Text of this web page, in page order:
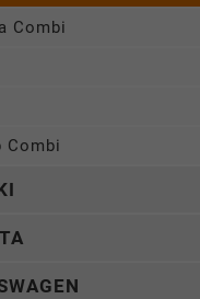
Combi
Combi